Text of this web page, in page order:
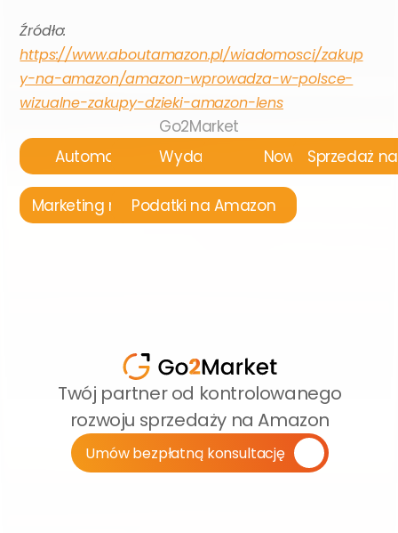
https://www.aboutamazon.pl/wiadomosci/zakup
y-na-amazon/amazon-wprowadza-w-polsce-
wizualne-zakupy-dzieki-amazon-lens
Go2Market
AutomatyzacjaWydarzenia NowościSprzedaż
Marketing na AmazonPodatki na Amazon
Twój partner od kontrolowanego
rozwoju sprzedaży na Amazon
Umów bezpłatną konsultację